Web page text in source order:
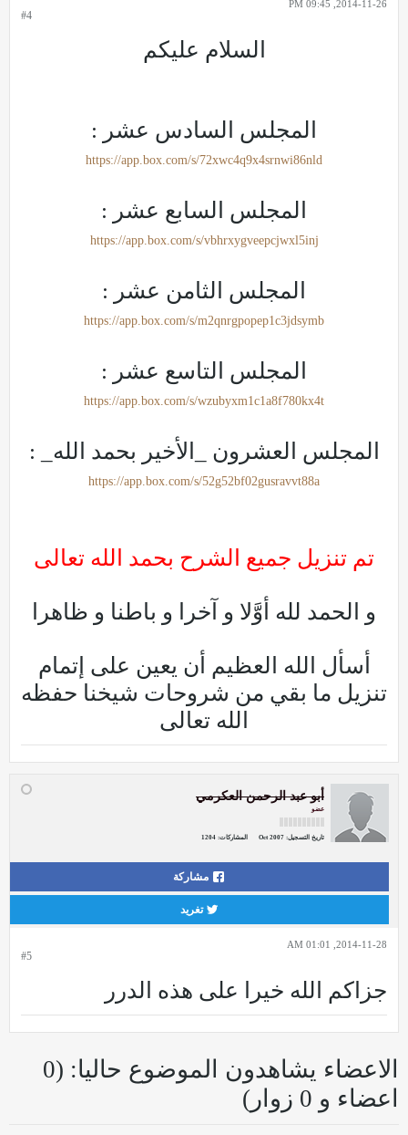
#4
2014-11-26, 09:45 PM
السلام عليكم
المجلس السادس عشر :
https://app.box.com/s/72xwc4q9x4srnwi86nld
المجلس السابع عشر :
https://app.box.com/s/vbhrxygveepcjwxl5inj
المجلس الثامن عشر :
https://app.box.com/s/m2qnrgpopep1c3jdsymb
المجلس التاسع عشر :
https://app.box.com/s/wzubyxm1c1a8f780kx4t
المجلس العشرون _الأخير بحمد الله_ :
https://app.box.com/s/52g52bf02gusravvt88a
تم تنزيل جميع الشرح بحمد الله تعالى
و الحمد لله أوَّلا و آخرا و باطنا و ظاهرا
أسأل الله العظيم أن يعين على إتمام
تنزيل ما بقي من شروحات شيخنا حفظه
الله تعالى
أبو عبد الرحمن العكرمي
عضو
تاريخ التسجيل: Oct 2007 المشاركات: 1204
مشاركة
تغريد
#5
2014-11-28, 01:01 AM
جزاكم الله خيرا على هذه الدرر
الاعضاء يشاهدون الموضوع حاليا: (0
اعضاء و 0 زوار)